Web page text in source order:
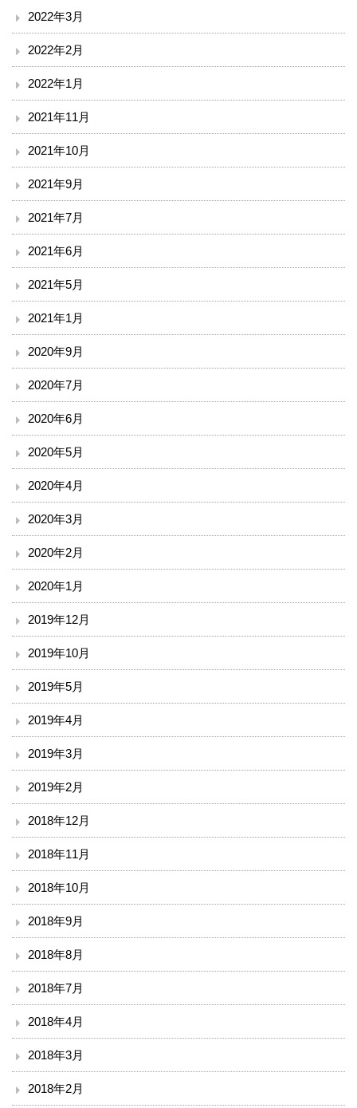
ボランティア
治験事務局
入札情報
南斗六星研修ネットひろしま（広島中山間地病院連携）
備北メディカルネットワーク
ご意見
リンク
2022年3月
2022年2月
2022年1月
2021年11月
2021年10月
2021年9月
2021年7月
2021年6月
2021年5月
2021年1月
2020年9月
2020年7月
2020年6月
2020年5月
2020年4月
2020年3月
2020年2月
2020年1月
2019年12月
2019年10月
2019年5月
2019年4月
2019年3月
2019年2月
2018年12月
2018年11月
2018年10月
2018年9月
2018年8月
2018年7月
2018年4月
2018年3月
2018年2月